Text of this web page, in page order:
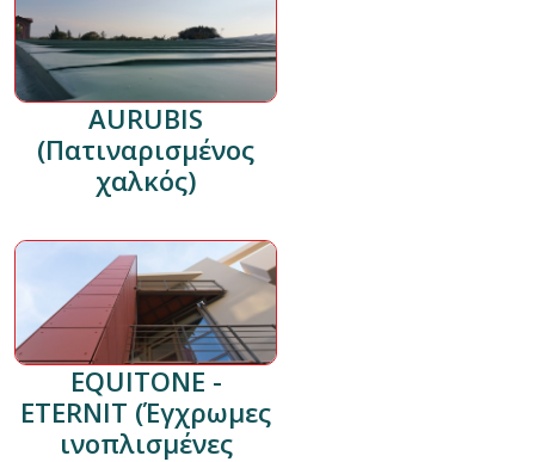
AURUBIS
(Πατιναρισμένος
χαλκός)
EQUITONE -
ETERNIT (Έγχρωμες
ινοπλισμένες